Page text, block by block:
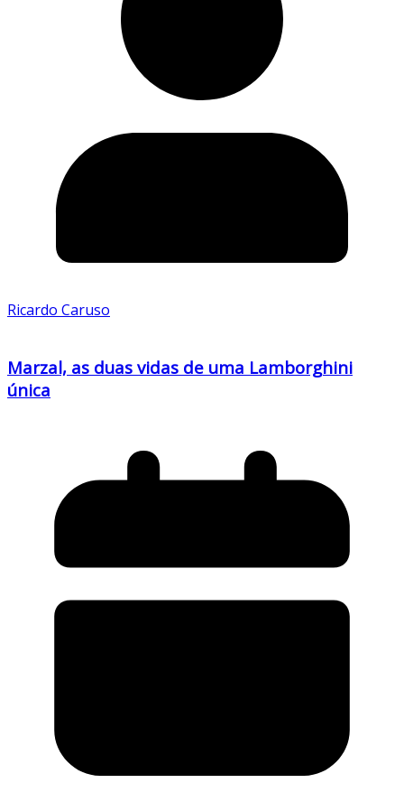
Ricardo Caruso
Marzal, as duas vidas de uma Lamborghini
única